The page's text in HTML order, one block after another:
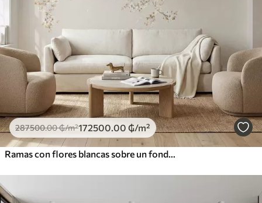
287500.00₲/m²172500 .00 ₲/m²